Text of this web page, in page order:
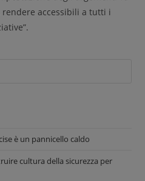
accessibili a tutti i
è un pannicello caldo
cultura della sicurezza per